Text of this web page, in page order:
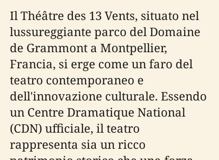
Il Théâtre des 13 Vents, situato nel
lussureggiante parco del Domaine
de Grammont a Montpellier,
Francia, si erge come un faro del
teatro contemporaneo e
dell'innovazione culturale. Essendo
un Centre Dramatique National
(CDN) ufficiale, il teatro
rappresenta sia un ricco